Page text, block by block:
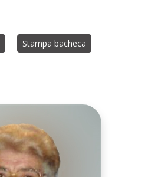
Stampa bacheca